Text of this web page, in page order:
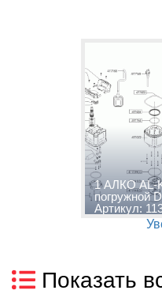
1 АЛКО AL-
погружной
Артикул:
Показать